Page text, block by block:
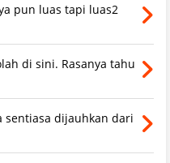
pun luas tapi luas2
di sini. Rasanya tahu
sentiasa dijauhkan dari